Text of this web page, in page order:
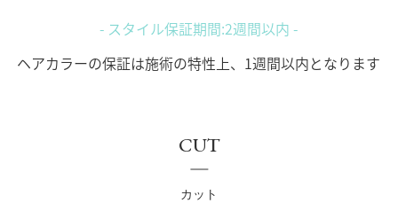
- スタイル保証期間:2週間以内 -
ヘアカラーの保証は施術の特性上、1週間以内となります
CUT
カット